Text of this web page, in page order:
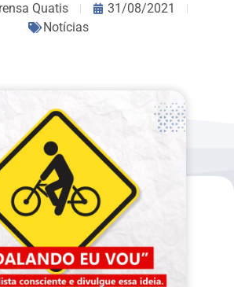
Quatis
31/08/2021
Notícias